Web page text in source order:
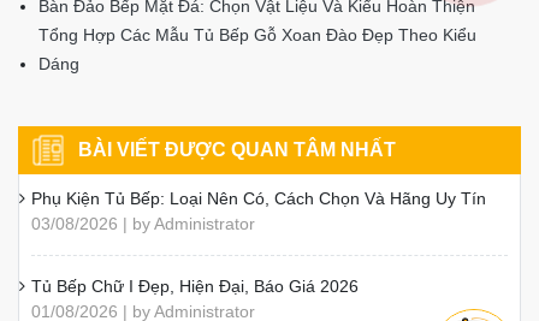
Mẫu Bàn Đảo Bếp Đẹp, Hiện Đại Và Cách Lựa Chọn
Mẫu Phòng Bếp Từ 3m–4m Hiện Đại, Được Yêu Thích
Thùng Tủ Bếp Inox Hộp Và Inox Dập Chấn Khác Nhau?
7 Ý Tưởng Thiết Kế Tủ Bếp Chung Cư Hiện Đại, Tiện Nghi
Kinh Nghiệm Chọn Tủ Bếp Bền Đẹp, Phù Hợp Gia Đình
Bếp Cho Người Mệnh Mộc: Màu Sắc, Vật Liệu Và Cách Bố Trí
Nên Làm Tủ Bếp Bằng Chất Liệu Gì? Cách Chọn Đúng